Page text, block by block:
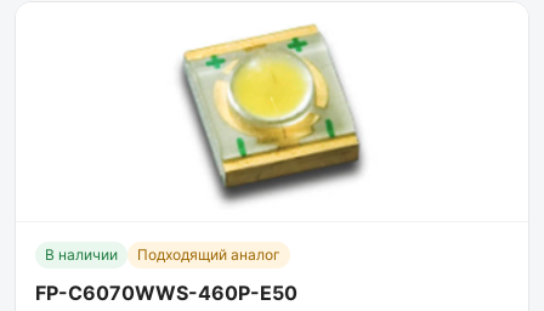
В наличии Подходящий аналог
FP-C6070WWS-460P-E50